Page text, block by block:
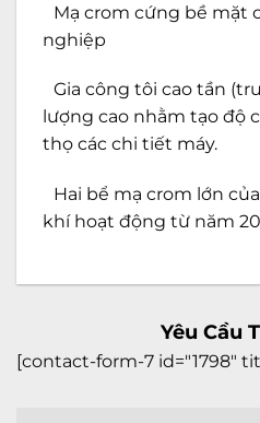
Mạ crom cứng bề mặt
nghiệp
Gia công tôi cao tần
lượng cao nhằm tạo độ
thọ các chi tiết máy.
Hai bể mạ crom lớn
khí hoạt động từ năm
Yêu Cầu
[contact-form-7 id="1798"